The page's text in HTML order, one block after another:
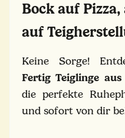
Bock auf
auf
Keine Sorge!
Fertig Teiglinge
die perfekte
und sofort von dir